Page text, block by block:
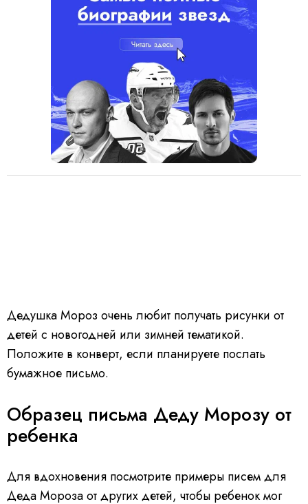
Дедушка Мороз очень любит получать рисунки от
детей с новогодней или зимней тематикой.
Положите в конверт, если планируете послать
бумажное письмо.
Образец письма Деду Морозу от
ребенка
Для вдохновения посмотрите примеры писем для
Деда Мороза от других детей, чтобы ребенок мог